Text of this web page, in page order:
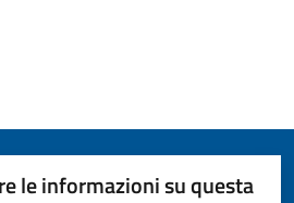
le informazioni su questa